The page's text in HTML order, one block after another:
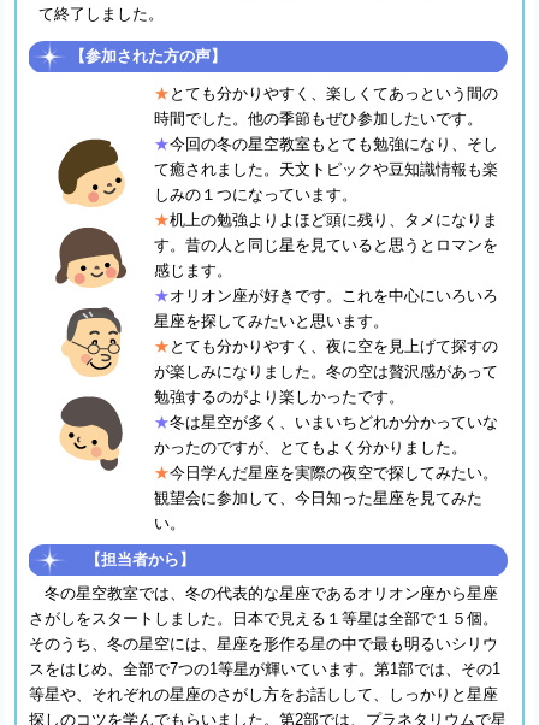
て終了しました。
【参加された方の声】
★ とても分かりやすく、楽しくてあっという間の
時間でした。他の季節もぜひ参加したいです。
★今回の冬の星空教室もとても勉強になり、そし
て癒されました。天文トピックや豆知識情報も楽
しみの１つになっています。
★机上の勉強よりよほど頭に残り、タメになりま
す。昔の人と同じ星を見ていると思うとロマンを
感じます。
★オリオン座が好きです。これを中心にいろいろ
星座を探してみたいと思います。
★ とても分かりやすく、夜に空を見上げて探すの
が楽しみになりました。冬の空は贅沢感があって
勉強するのがより楽しかったです。
★冬は星空が多く、いまいちどれか分かっていな
かったのですが、とてもよく分かりました。
★今日学んだ星座を実際の夜空で探してみたい。
観望会に参加して、今日知った星座を見てみた
い。
【担当者から】
冬の星空教室では、冬の代表的な星座であるオリオン座から星座
さがしをスタートしました。日本で見える１等星は全部で１５個。
そのうち、冬の星空には、星座を形作る星の中で最も明るいシリウ
スをはじめ、全部で7つの1等星が輝いています。第1部では、その1
等星や、それぞれの星座のさがし方をお話しして、しっかりと星座
探しのコツを学んでもらいました。第2部では、プラネタリウムで星